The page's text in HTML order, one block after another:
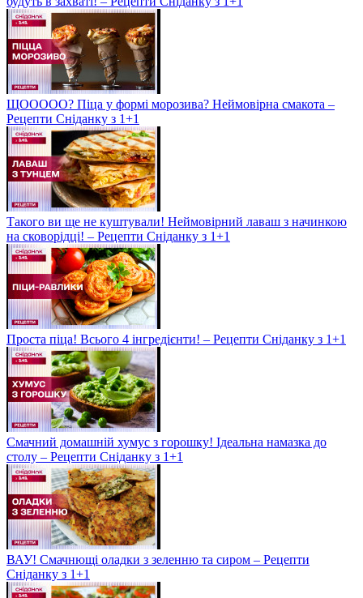
ЩООООО? Піца у формі морозива? Неймовірна смакота –
Рецепти Сніданку з 1+1
Такого ви ще не куштували! Неймовірний лаваш з начинкою
на сковорідці! – Рецепти Сніданку з 1+1
Проста піца! Всього 4 інгредієнти! – Рецепти Сніданку з 1+1
Смачний домашній хумус з горошку! Ідеальна намазка до
столу – Рецепти Сніданку з 1+1
ВАУ! Смачнющі оладки з зеленню та сиром – Рецепти
Сніданку з 1+1